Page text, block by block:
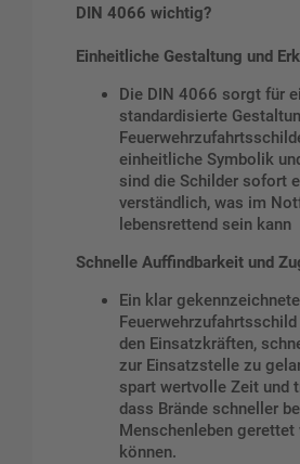
DIN 4066 wichtig?
Einheitliche Gestaltung und
Die DIN 4066 sorgt für
standardisierte
einheitliche Symbolik
sind die Schilder sofort
verständlich, was im
lebensrettend sein kann
Schnelle Auffindbarkeit und
Ein klar
den Einsatzkräften,
zur Einsatzstelle zu
spart wertvolle Zeit und
dass Brände schneller
Menschenleben gerettet
können.